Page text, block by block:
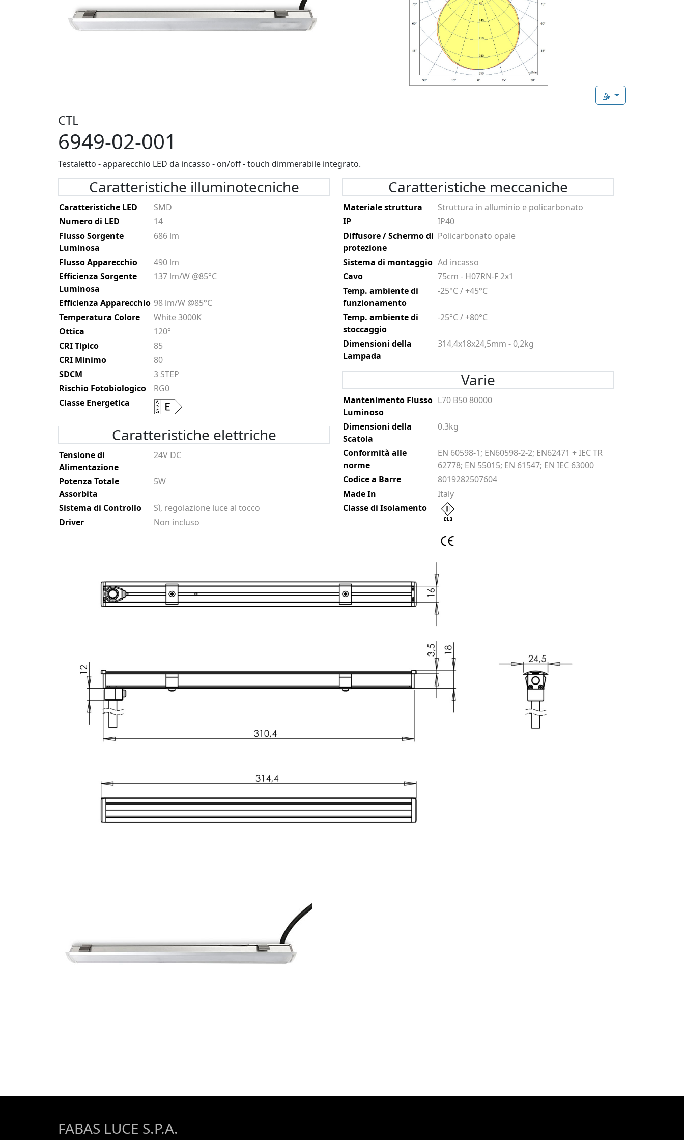
CTL
6949-02-001
Testaletto - apparecchio LED da incasso - on/off - touch dimmerabile integrato.
Caratteristiche illuminotecniche
Caratteristiche LED
SMD
Numero di LED
14
Flusso Sorgente
Luminosa
686 lm
Flusso Apparecchio
490 lm
Efficienza Sorgente
Luminosa
137 lm/W @85°C
Efficienza Apparecchio 98 lm/W @85°C
Temperatura Colore
White 3000K
Ottica
120°
CRI Tipico
85
CRI Minimo
80
SDCM
3 STEP
Rischio Fotobiologico
RG0
Classe Energetica
Caratteristiche elettriche
Tensione di
Alimentazione
24V DC
Potenza Totale
Assorbita
5W
Sistema di Controllo
Sì, regolazione luce al tocco
Driver
Non incluso
Caratteristiche meccaniche
Materiale struttura
Struttura in alluminio e policarbonato
IP
IP40
Diffusore / Schermo di
protezione
Policarbonato opale
Sistema di montaggio Ad incasso
Cavo
75cm - H07RN-F 2x1
Temp. ambiente di
funzionamento
-25°C / +45°C
Temp. ambiente di
stoccaggio
-25°C / +80°C
Dimensioni della
Lampada
314,4x18x24,5mm - 0,2kg
Varie
Mantenimento Flusso
Luminoso
L70 B50 80000
Dimensioni della
Scatola
0.3kg
Conformità alle
norme
EN 60598-1; EN60598-2-2; EN62471 + IEC TR
62778; EN 55015; EN 61547; EN IEC 63000
Codice a Barre
8019282507604
Made In
Italy
Classe di Isolamento
FABAS LUCE S.P.A.